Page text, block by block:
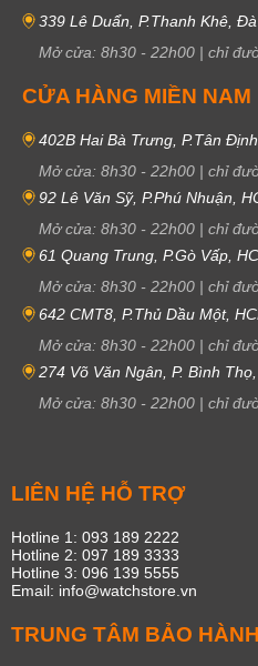
339 Lê Duẩn, P.Thanh Khê,
Mở cửa: 8h30 - 22h00 | chỉ
CỬA HÀNG MIỀN NAM
402B Hai Bà Trưng, P.Tân
Mở cửa: 8h30 - 22h00 | chỉ
92 Lê Văn Sỹ, P.Phú Nhuận,
Mở cửa: 8h30 - 22h00 | chỉ
61 Quang Trung, P.Gò Vấp,
Mở cửa: 8h30 - 22h00 | chỉ
642 CMT8, P.Thủ Dầu Một,
Mở cửa: 8h30 - 22h00 | chỉ
274 Võ Văn Ngân, P. Bình
Mở cửa: 8h30 - 22h00 | chỉ
LIÊN HỆ HỖ TRỢ
Hotline 1: 093 189 2222
Hotline 2: 097 189 3333
Hotline 3: 096 139 5555
Email: info@watchstore.vn
TRUNG TÂM BẢO HÀNH